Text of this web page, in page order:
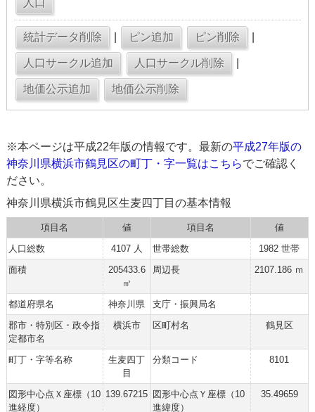
※本ページは平成22年版の情報です。最新の平成27年版の
神奈川県横浜市鶴見区の町丁・字一覧はこちらでご確認く
ださい。
神奈川県横浜市鶴見区生麦四丁目の基本情報
項目名 値 項目名
値
人口総数
4107 人 世帯総数
1982 世帯
面積
205433.6
㎡
周辺長 2107.186 ｍ
都道府県名 神奈川県
支庁・振興局名
郡市・特別区・政令指
定都市名
横浜市 区町村名 鶴見区
町丁・字等名称
生麦四丁
目
分類コード 8101
図形中心点Ｘ座標（10
進経度）
139.67215 図形中心点Ｙ座標（10
進緯度）
35.49659